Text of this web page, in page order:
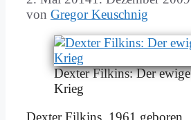
von Gregor Keuschnig
Dex­ter Fil­kins: Der ewi­ge
Krieg
Dex­ter Fil­kins, 1961 ge­bo­ren,